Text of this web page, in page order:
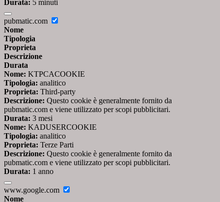
Durata: 5 minuti
pubmatic.com
Nome
Tipologia
Proprieta
Descrizione
Durata
Nome: KTPCACOOKIE
Tipologia: analitico
Proprieta: Third-party
Descrizione: Questo cookie è generalmente fornito da
pubmatic.com e viene utilizzato per scopi pubblicitari.
Durata: 3 mesi
Nome: KADUSERCOOKIE
Tipologia: analitico
Proprieta: Terze Parti
Descrizione: Questo cookie è generalmente fornito da
pubmatic.com e viene utilizzato per scopi pubblicitari.
Durata: 1 anno
www.google.com
Nome